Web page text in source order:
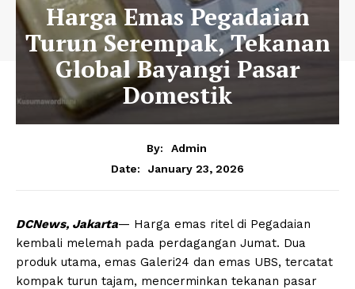
Harga Emas Pegadaian
Turun Serempak, Tekanan
Global Bayangi Pasar
Domestik
By:
Admin
Date:
January 23, 2026
DCNews, Jakarta— Harga emas ritel di Pegadaian
kembali melemah pada perdagangan Jumat. Dua
produk utama, emas Galeri24 dan emas UBS, tercatat
kompak turun tajam, mencerminkan tekanan pasar